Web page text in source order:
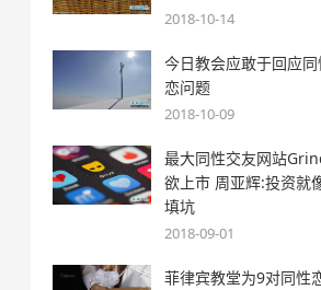
2018-10-14
今日教会应敢于回应同
恋问题
2018-10-09
最大同性交友网站
欲上市 周亚辉:投资就
填坑
2018-09-01
菲律宾教堂为9对同性